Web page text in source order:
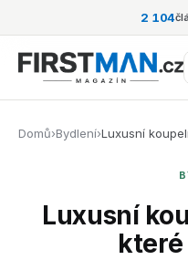
2 104
Domů›Bydlení›Luxusní
Luxusní